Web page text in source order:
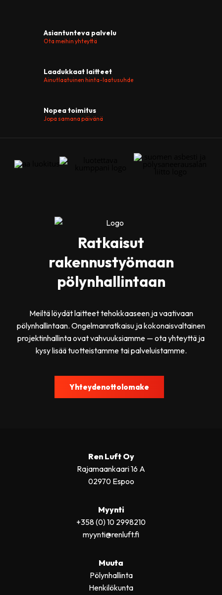
Asiantunteva palvelu
Ota meihin yhteyttä
Laadukkaat laitteet
Ainutlaatuinen hinta-laatusuhde
Nopea toimitus
Jopa samana päivänä
Ratkaisut
rakennustyömaan
pölynhallintaan
Meiltä löydät laitteet tehokkaaseen ja vaativaan
pölynhallintaan. Ongelmanratkaisu ja kokonaisvaltainen
projektinhallinta ovat vahvuuksiamme — ota yhteyttä ja
kysy lisää tuotteistamme tai palveluistamme.
Yhteydenottolomake
Ren Luft Oy
Rajamaankaari 16 A
02970 Espoo
Myynti
+358 (0) 10 2998210
myynti@renluft.fi
Muuta
Pölynhallinta
Henkilökunta